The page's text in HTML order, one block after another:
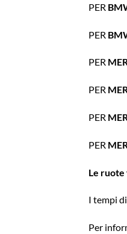
PER
PER
PER
PER
PER
PER
Le ruote
I tempi
Per